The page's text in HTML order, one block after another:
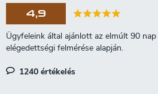
4,9
1240 értékelés